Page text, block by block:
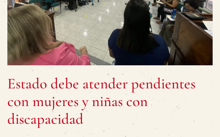
Estado debe atender pendientes
con mujeres y niñas con
discapacidad